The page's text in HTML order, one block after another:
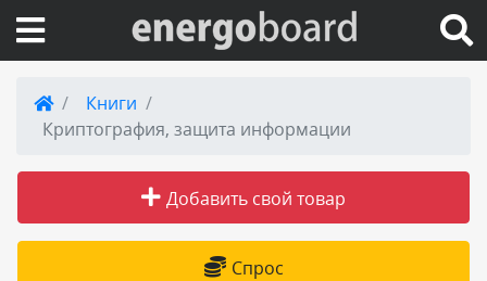
Вход на сайт
Публикации
Книги
Криптография, защита информации
Добавить свой товар
Спрос